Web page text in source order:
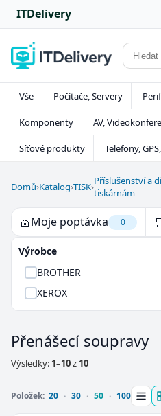
ITDelivery
Vše Počítače, Servery
Komponenty AV,
Síťové produkty Telefony,
Domů›Katalog›TISK›Příslušenství a
tiskárnám
🧺Moje poptávka 0
Výrobce
BROTHER
XEROX
Přenášecí soupravy
Výsledky: 1–10z 10
Položek: 20 30 50 100